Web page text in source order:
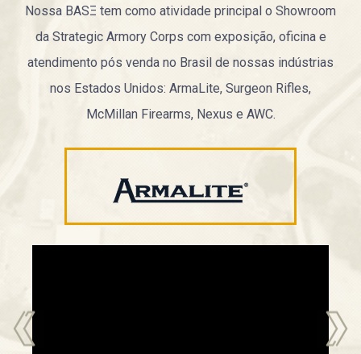
Nossa BASΞ tem como atividade principal o Showroom
da Strategic Armory Corps com exposição, oficina e
atendimento pós venda no Brasil de nossas indústrias
nos Estados Unidos: ArmaLite, Surgeon Rifles,
McMillan Firearms, Nexus e AWC.